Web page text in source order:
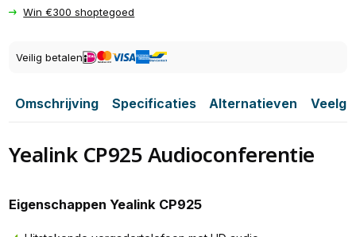
Win €300 shoptegoed
Veilig betalen
Omschrijving Specificaties Alternatieven
Yealink CP925 Audioconferentie
Eigenschappen Yealink CP925